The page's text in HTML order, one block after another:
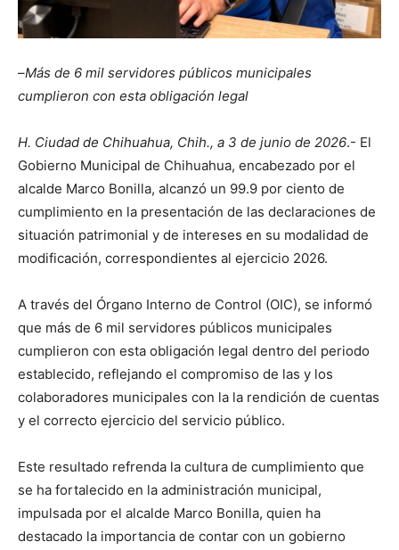
–Más de 6 mil servidores públicos municipales
cumplieron con esta obligación legal
H. Ciudad de Chihuahua, Chih., a 3 de junio de 2026.- El
Gobierno Municipal de Chihuahua, encabezado por el
alcalde Marco Bonilla, alcanzó un 99.9 por ciento de
cumplimiento en la presentación de las declaraciones de
situación patrimonial y de intereses en su modalidad de
modificación, correspondientes al ejercicio 2026.
A través del Órgano Interno de Control (OIC), se informó
que más de 6 mil servidores públicos municipales
cumplieron con esta obligación legal dentro del periodo
establecido, reflejando el compromiso de las y los
colaboradores municipales con la la rendición de cuentas
y el correcto ejercicio del servicio público.
Este resultado refrenda la cultura de cumplimiento que
se ha fortalecido en la administración municipal,
impulsada por el alcalde Marco Bonilla, quien ha
destacado la importancia de contar con un gobierno